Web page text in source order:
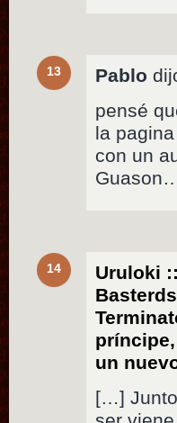
13 Pablo
pensé
la pagina
con un
14
Uruloki
un
[…] Junto